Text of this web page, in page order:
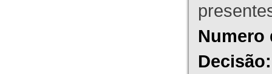
Numero
Decisão: